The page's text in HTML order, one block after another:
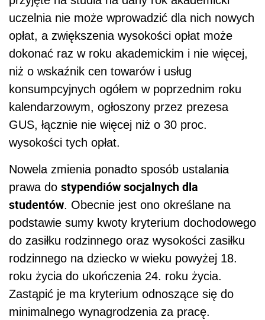
uczelnia nie może wprowadzić dla nich nowych
opłat, a zwiększenia wysokości opłat może
dokonać raz w roku akademickim i nie więcej,
niż o wskaźnik cen towarów i usług
konsumpcyjnych ogółem w poprzednim roku
kalendarzowym, ogłoszony przez prezesa
GUS, łącznie nie więcej niż o 30 proc.
wysokości tych opłat.
Nowela zmienia ponadto sposób ustalania
prawa do stypendiów socjalnych dla
studentów. Obecnie jest ono określane na
podstawie sumy kwoty kryterium dochodowego
do zasiłku rodzinnego oraz wysokości zasiłku
rodzinnego na dziecko w wieku powyżej 18.
roku życia do ukończenia 24. roku życia.
Zastąpić je ma kryterium odnoszące się do
minimalnego wynagrodzenia za pracę.